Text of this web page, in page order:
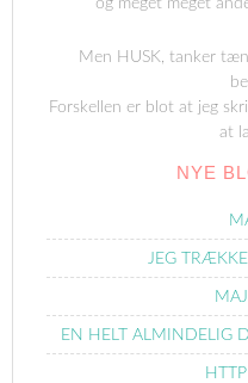
og meget meget
Men HUSK, tanker
Forskellen er blot at jeg
at
NYE
JEG
EN HELT ALMINDELIG